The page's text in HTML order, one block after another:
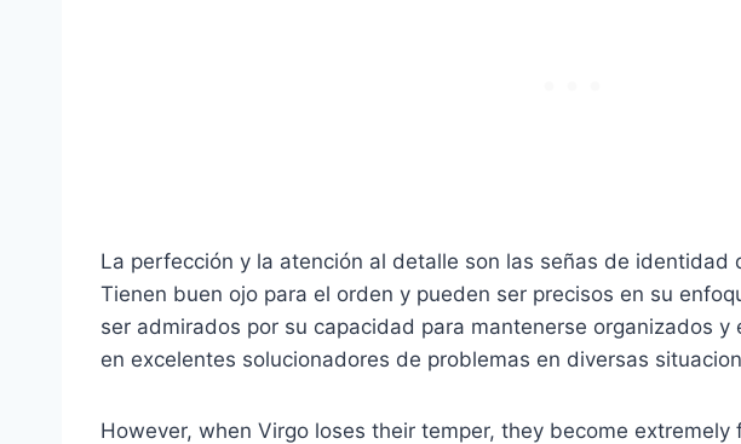
La perfección y la atención al detalle son las señas de identidad
Tienen buen ojo para el orden y pueden ser precisos en su
ser admirados por su capacidad para mantenerse organizados
en excelentes solucionadores de problemas en diversas
However, when Virgo loses their temper, they become